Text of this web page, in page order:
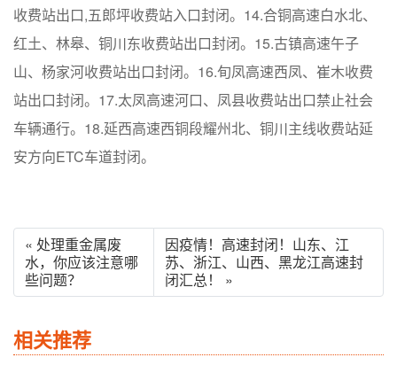
收费站出口,五郎坪收费站入口封闭。14.合铜高速白水北、
红土、林皋、铜川东收费站出口封闭。15.古镇高速午子
山、杨家河收费站出口封闭。16.旬凤高速西凤、崔木收费
站出口封闭。17.太凤高速河口、凤县收费站出口禁止社会
车辆通行。18.延西高速西铜段耀州北、铜川主线收费站延
安方向ETC车道封闭。
« 处理重金属废
水，你应该注意哪
些问题？
因疫情！高速封闭！山东、江
苏、浙江、山西、黑龙江高速封
闭汇总！ »
相关推荐